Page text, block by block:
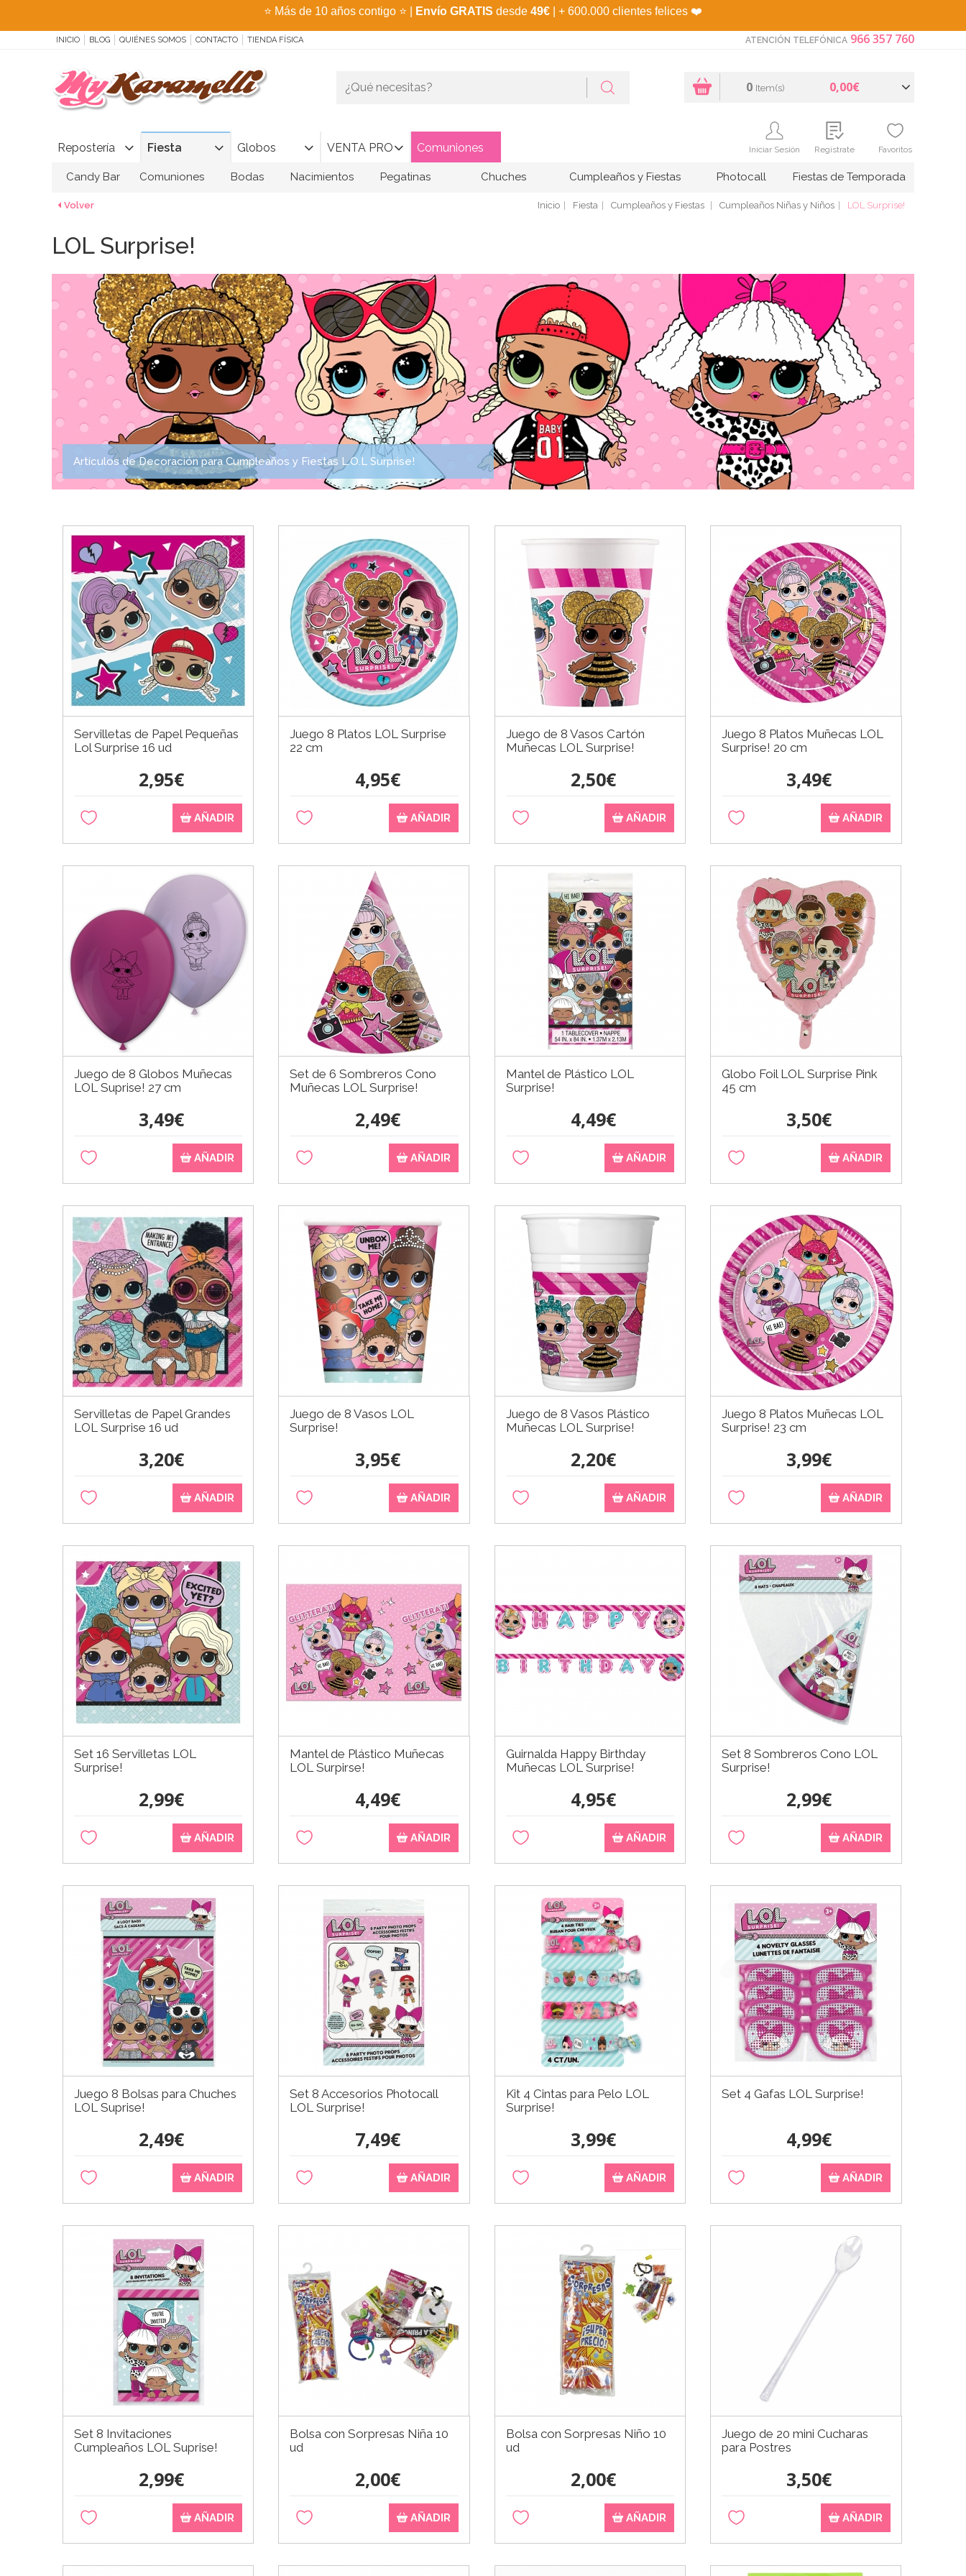
⭐ Más de 10 años contigo ⭐ Envío GRATIS desde 49€ | + 600.000 clientes felices ❤️
INICIO BLOG QUIÉNES SOMOS CONTACTO TIENDA FÍSICA ATENCIÓN TELEFÓNICA 966 357 760
Repostería Fiesta Globos VENTA PRO Comuniones
0 Item(s) 0,00€
Iniciar Sesión Regístrate Favoritos
Candy Bar Comuniones Bodas Nacimientos Pegatinas Chuches Cumpleaños y Fiestas Photocall Fiestas de Temporada
Volver Inicio Fiesta Cumpleaños y Fiestas Cumpleaños Niñas y Niños LOL Surprise!
LOL Surprise!
Artículos de Decoración para Cumpleaños y Fiestas L.O.L Surprise!
Servilletas de Papel Pequeñas
Lol Surprise 16 ud
2,95€
AÑADIR
Juego 8 Platos LOL Surprise
22 cm
4,95€
AÑADIR
Juego de 8 Vasos Cartón
Muñecas LOL Surprise!
2,50€
AÑADIR
Juego 8 Platos Muñecas LOL
Surprise! 20 cm
3,49€
AÑADIR
Juego de 8 Globos Muñecas
LOL Suprise! 27 cm
3,49€
AÑADIR
Set de 6 Sombreros Cono
Muñecas LOL Surprise!
2,49€
AÑADIR
Mantel de Plástico LOL
Surprise!
4,49€
AÑADIR
Globo Foil LOL Surprise Pink
45 cm
3,50€
AÑADIR
Servilletas de Papel Grandes
LOL Surprise 16 ud
3,20€
AÑADIR
Juego de 8 Vasos LOL
Surprise!
3,95€
AÑADIR
Juego de 8 Vasos Plástico
Muñecas LOL Surprise!
2,20€
AÑADIR
Juego 8 Platos Muñecas LOL
Surprise! 23 cm
3,99€
AÑADIR
Set 16 Servilletas LOL
Surprise!
2,99€
AÑADIR
Mantel de Plástico Muñecas
LOL Surpirse!
4,49€
AÑADIR
Guirnalda Happy Birthday
Muñecas LOL Surprise!
4,95€
AÑADIR
Set 8 Sombreros Cono LOL
Surprise!
2,99€
AÑADIR
Juego 8 Bolsas para Chuches
LOL Suprise!
2,49€
AÑADIR
Set 8 Accesorios Photocall
LOL Surprise!
7,49€
AÑADIR
Kit 4 Cintas para Pelo LOL
Surprise!
3,99€
AÑADIR
Set 4 Gafas LOL Surprise!
4,99€
AÑADIR
Set 8 Invitaciones
Cumpleaños LOL Suprise!
2,99€
AÑADIR
Bolsa con Sorpresas Niña 10
ud
2,00€
AÑADIR
Bolsa con Sorpresas Niño 10
ud
2,00€
AÑADIR
Juego de 20 mini Cucharas
para Postres
3,50€
AÑADIR